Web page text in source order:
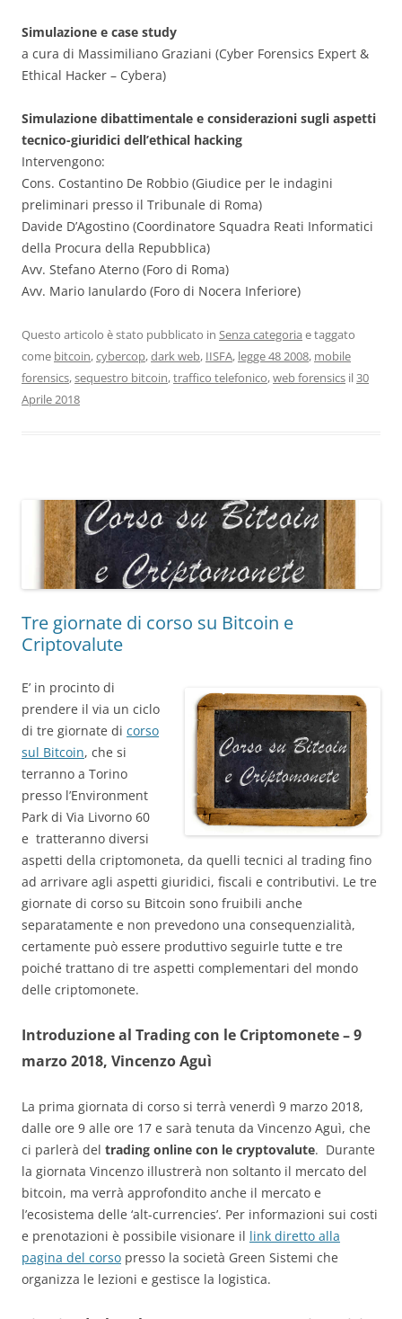
Simulazione e case study
a cura di Massimiliano Graziani (Cyber Forensics Expert &
Ethical Hacker – Cybera)
Simulazione dibattimentale e considerazioni sugli aspetti
tecnico-giuridici dell’ethical hacking
Intervengono:
Cons. Costantino De Robbio (Giudice per le indagini
preliminari presso il Tribunale di Roma)
Davide D’Agostino (Coordinatore Squadra Reati Informatici
della Procura della Repubblica)
Avv. Stefano Aterno (Foro di Roma)
Avv. Mario Ianulardo (Foro di Nocera Inferiore)
Questo articolo è stato pubblicato in Senza categoria e taggato
come bitcoin,cybercop,dark web, IISFA, legge 48 2008, mobile
forensics,sequestro bitcoin,traffico telefonico,web forensics il30
Aprile 2018
Tre giornate di corso su Bitcoin e
Criptovalute
E’ in procinto di
prendere il via un ciclo
di tre giornate di corso
sul Bitcoin, che si
terranno a Torino
presso l’Environment
Park di Via Livorno 60
e tratteranno diversi
aspetti della criptomoneta, da quelli tecnici al trading fino
ad arrivare agli aspetti giuridici, fiscali e contributivi. Le tre
giornate di corso su Bitcoin sono fruibili anche
separatamente e non prevedono una consequenzialità,
certamente può essere produttivo seguirle tutte e tre
poiché trattano di tre aspetti complementari del mondo
delle criptomonete.
Introduzione al Trading con le Criptomonete – 9
marzo 2018, Vincenzo Aguì
La prima giornata di corso si terrà venerdì 9 marzo 2018,
dalle ore 9 alle ore 17 e sarà tenuta da Vincenzo Aguì, che
ci parlerà del trading online con le cryptovalute. Durante
la giornata Vincenzo illustrerà non soltanto il mercato del
bitcoin, ma verrà approfondito anche il mercato e
l’ecosistema delle ‘alt-currencies’. Per informazioni sui costi
e prenotazioni è possibile visionare il link diretto alla
pagina del corso presso la società Green Sistemi che
organizza le lezioni e gestisce la logistica.